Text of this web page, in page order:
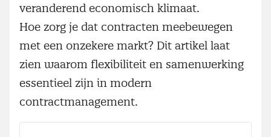
veranderend economisch klimaat.
Hoe zorg je dat contracten meebewegen
met een onzekere markt? Dit artikel laat
zien waarom flexibiliteit en samenwerking
essentieel zijn in modern
contractmanagement.